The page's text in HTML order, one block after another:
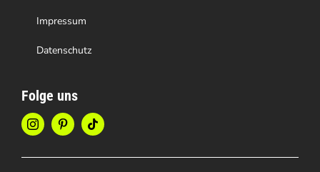
Impressum
Datenschutz
Folge uns